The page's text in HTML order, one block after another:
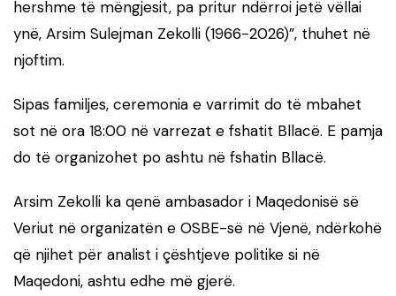
hershme të mëngjesit, pa pritur ndërroi jetë vëllai
ynë, Arsim Sulejman Zekolli (1966-2026)”, thuhet në
njoftim.
Sipas familjes, ceremonia e varrimit do të mbahet
sot në ora 18:00 në varrezat e fshatit Bllacë. E pamja
do të organizohet po ashtu në fshatin Bllacë.
Arsim Zekolli ka qenë ambasador i Maqedonisë së
Veriut në organizatën e OSBE-së në Vjenë, ndërkohë
që njihet për analist i çështjeve politike si në
Maqedoni, ashtu edhe më gjerë.